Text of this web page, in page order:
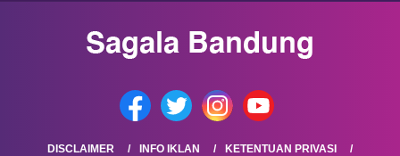
DISCLAIMER INFO IKLAN
KETENTUAN PRIVASI